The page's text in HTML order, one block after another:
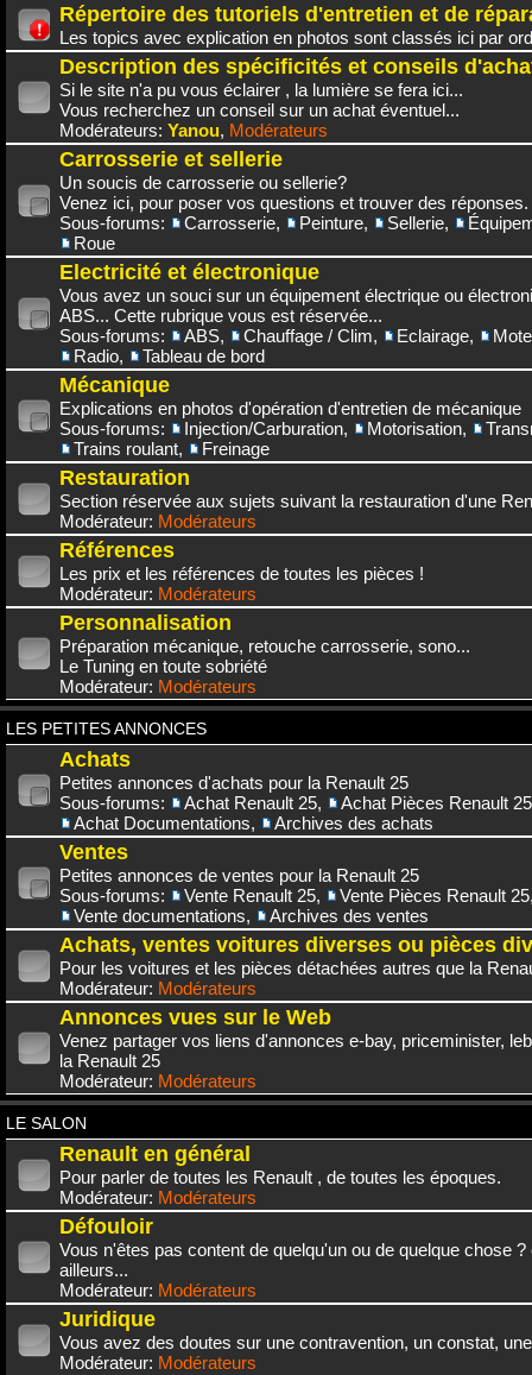
Répertoire des tutoriels d'entretien et de
Les topics avec explication en photos sont classés ici par
Description des spécificités et conseils
Si le site n'a pu vous éclairer , la lumière se fera ici...
Vous recherchez un conseil sur un achat éventuel...
Modérateurs: Yanou, Modérateurs
Carrosserie et sellerie
Un soucis de carrosserie ou sellerie?
Venez ici, pour poser vos questions et trouver des réponses.
Sous-forums:
Carrosserie, Peinture, Sellerie,
Roue
Electricité et électronique
Vous avez un souci sur un équipement électrique ou
ABS... Cette rubrique vous est réservée...
Sous-forums:
ABS, Chauffage / Clim, Eclairage,
Radio, Tableau de bord
Mécanique
Explications en photos d'opération d'entretien de mécanique
Sous-forums:
Injection/Carburation, Motorisation,
Trains roulant, Freinage
Restauration
Section réservée aux sujets suivant la restauration d'une
Modérateur: Modérateurs
Références
Les prix et les références de toutes les pièces !
Modérateur: Modérateurs
Personnalisation
Préparation mécanique, retouche carrosserie, sono...
Le Tuning en toute sobriété
Modérateur: Modérateurs
LES PETITES ANNONCES
Achats
Petites annonces d'achats pour la Renault 25
Sous-forums:
Achat Renault 25,
Achat Pièces Renault 25
Achat Documentations, Archives des achats
Ventes
Petites annonces de ventes pour la Renault 25
Sous-forums:
Vente Renault 25, Vente Pièces Renault 25
Vente documentations, Archives des ventes
Achats, ventes voitures diverses ou pièces
Pour les voitures et les pièces détachées autres que la
Modérateur: Modérateurs
Annonces vues sur le Web
Venez partager vos liens d'annonces e-bay, priceminister,
la Renault 25
Modérateur: Modérateurs
LE SALON
Renault en général
Pour parler de toutes les Renault , de toutes les époques.
Modérateur: Modérateurs
Défouloir
Vous n'êtes pas content de quelqu'un ou de quelque chose
ailleurs...
Modérateur: Modérateurs
Juridique
Vous avez des doutes sur une contravention, un constat,
Modérateur: Modérateurs